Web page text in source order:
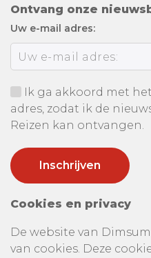
Ontvang onze
Uw e-mail adres:
Ik ga akkoord met
adres, zodat ik de
Reizen kan ontvangen.
Cookies en privacy
De website van
van cookies. Deze